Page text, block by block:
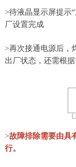
>待液晶显示屏提示
厂设置完成
>再次接通电源后，
出厂状态，还需根
>故障排除需要由具
行。